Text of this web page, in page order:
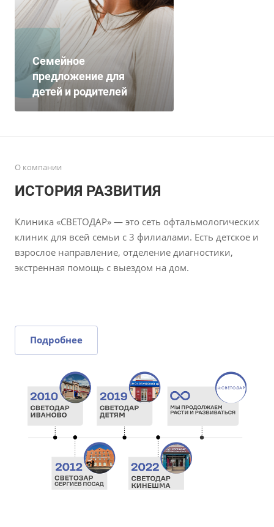
Семейное
предложение для
детей и родителей
О компании
ИСТОРИЯ РАЗВИТИЯ
Клиника «СВЕТОДАР» — это сеть офтальмологических
клиник для всей семьи с 3 филиалами. Есть детское и
взрослое направление, отделение диагностики,
экстренная помощь с выездом на дом.
Подробнее